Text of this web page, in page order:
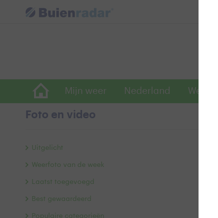
Mijn weer Nederland
Foto en video
Uitgelicht
Weerfoto van de week
Laatst toegevoegd
Best gewaardeerd
Populaire categorieën